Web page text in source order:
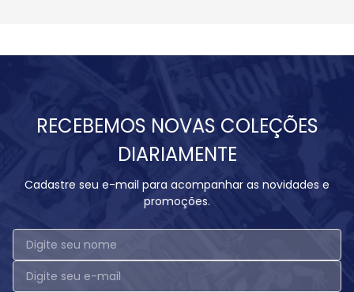
RECEBEMOS NOVAS COLEÇÕES
DIARIAMENTE
Cadastre seu e-mail para acompanhar as novidades e
promoções.